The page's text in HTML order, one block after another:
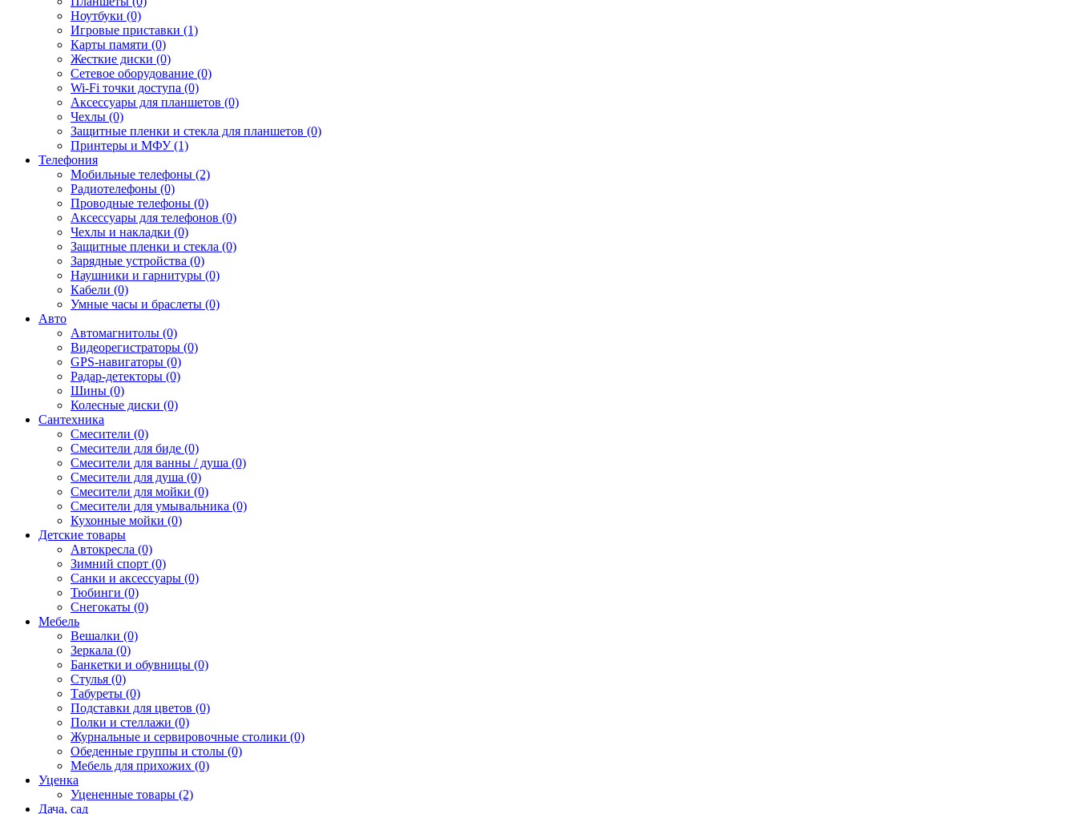
Ноутбуки (0)
Игровые приставки (1)
Карты памяти (0)
Жесткие диски (0)
Сетевое оборудование (0)
Wi-Fi точки доступа (0)
Аксессуары для планшетов (0)
Чехлы (0)
Защитные пленки и стекла для планшетов (0)
Принтеры и МФУ (1)
Телефония
Мобильные телефоны (2)
Радиотелефоны (0)
Проводные телефоны (0)
Аксессуары для телефонов (0)
Чехлы и накладки (0)
Защитные пленки и стекла (0)
Зарядные устройства (0)
Наушники и гарнитуры (0)
Кабели (0)
Умные часы и браслеты (0)
Авто
Автомагнитолы (0)
Видеорегистраторы (0)
GPS-навигаторы (0)
Радар-детекторы (0)
Шины (0)
Колесные диски (0)
Сантехника
Смесители (0)
Смесители для биде (0)
Смесители для ванны / душа (0)
Смесители для душа (0)
Смесители для мойки (0)
Смесители для умывальника (0)
Кухонные мойки (0)
Детские товары
Автокресла (0)
Зимний спорт (0)
Санки и аксессуары (0)
Тюбинги (0)
Снегокаты (0)
Мебель
Вешалки (0)
Зеркала (0)
Банкетки и обувницы (0)
Стулья (0)
Табуреты (0)
Подставки для цветов (0)
Полки и стеллажи (0)
Журнальные и сервировочные столики (0)
Обеденные группы и столы (0)
Мебель для прихожих (0)
Уценка
Уцененные товары (2)
Дача, сад